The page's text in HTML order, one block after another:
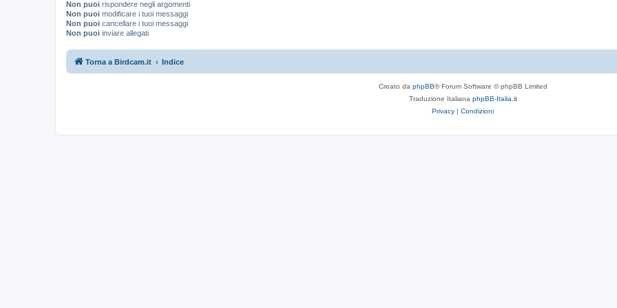
Non puoi rispondere negli argomenti
Non puoi modificare i tuoi messaggi
Non puoi cancellare i tuoi messaggi
Non puoi inviare allegati
Torna a Birdcam.it Indice
Creato da phpBB® Forum Software © phpBB Limited
Traduzione Italiana phpBB-Italia.it
Privacy | Condizioni